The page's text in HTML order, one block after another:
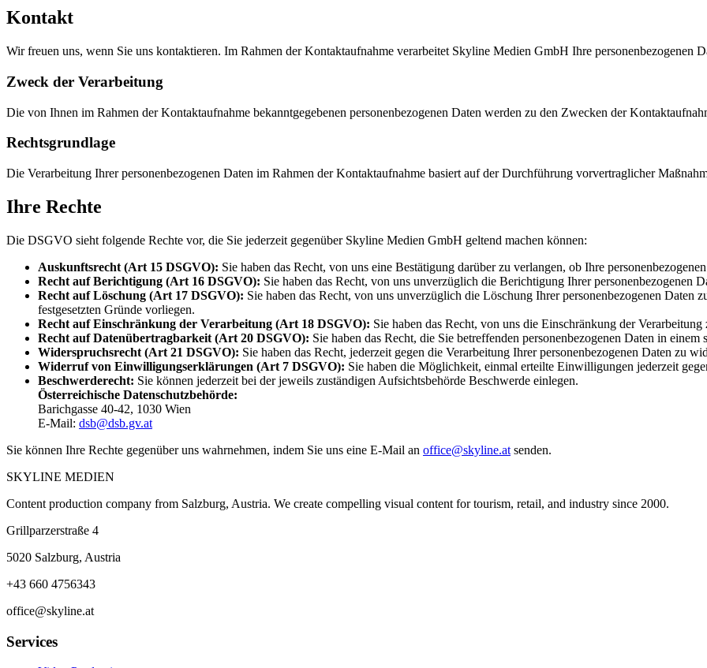
Kontakt
Wir freuen uns, wenn Sie uns kontaktieren. Im Rahmen der Kontaktaufnahme verarbeitet Skyline Medien GmbH Ihre personenbezogenen
Zweck der Verarbeitung
Die von Ihnen im Rahmen der Kontaktaufnahme bekanntgegebenen personenbezogenen Daten werden zu den Zwecken der
Rechtsgrundlage
Die Verarbeitung Ihrer personenbezogenen Daten im Rahmen der Kontaktaufnahme basiert auf der Durchführung vorvertraglicher
Ihre Rechte
Die DSGVO sieht folgende Rechte vor, die Sie jederzeit gegenüber Skyline Medien GmbH geltend machen können:
Auskunftsrecht (Art 15 DSGVO): Sie haben das Recht, von uns eine Bestätigung darüber zu verlangen, ob Ihre
Recht auf Berichtigung (Art 16 DSGVO): Sie haben das Recht, von uns unverzüglich die Berichtigung Ihrer personenbezogenen
Recht auf Löschung (Art 17 DSGVO): Sie haben das Recht, von uns unverzüglich die Löschung Ihrer personenbezogenen
festgesetzten Gründe vorliegen.
Recht auf Einschränkung der Verarbeitung (Art 18 DSGVO): Sie haben das Recht, von uns die Einschränkung der Verarbeitung
Recht auf Datenübertragbarkeit (Art 20 DSGVO): Sie haben das Recht, die Sie betreffenden personenbezogenen Daten in
Widerspruchsrecht (Art 21 DSGVO): Sie haben das Recht, jederzeit gegen die Verarbeitung Ihrer personenbezogenen Daten zu
Widerruf von Einwilligungserklärungen (Art 7 DSGVO): Sie haben die Möglichkeit, einmal erteilte Einwilligungen jederzeit
Beschwerderecht: Sie können jederzeit bei der jeweils zuständigen Aufsichtsbehörde Beschwerde einlegen.
Österreichische Datenschutzbehörde:
Barichgasse 40-42, 1030 Wien
E-Mail: dsb@dsb.gv.at
Sie können Ihre Rechte gegenüber uns wahrnehmen, indem Sie uns eine E-Mail an office@skyline.at senden.
SKYLINE MEDIEN
Content production company from Salzburg, Austria. We create compelling visual content for tourism, retail, and industry since 2000.
Grillparzerstraße 4
5020 Salzburg, Austria
+43 660 4756343
office@skyline.at
Services